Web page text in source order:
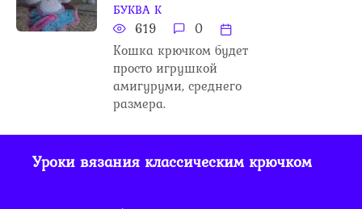
БУКВА К
619
0
Кошка крючком будет
просто игрушкой
амигуруми, среднего
размера.
Уроки вязания классическим крючком